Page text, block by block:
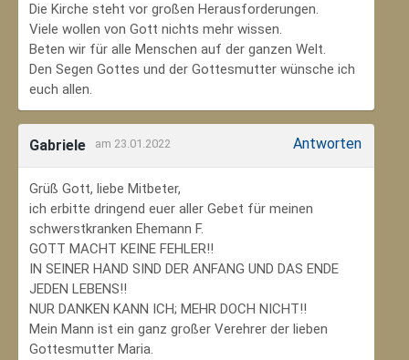
Die Kirche steht vor großen Herausforderungen.
Viele wollen von Gott nichts mehr wissen.
Beten wir für alle Menschen auf der ganzen Welt.
Den Segen Gottes und der Gottesmutter wünsche ich
euch allen.
Gabriele am 23.01.2022 Antworten
Grüß Gott, liebe Mitbeter,
ich erbitte dringend euer aller Gebet für meinen
schwerstkranken Ehemann F.
GOTT MACHT KEINE FEHLER!!
IN SEINER HAND SIND DER ANFANG UND DAS ENDE
JEDEN LEBENS!!
NUR DANKEN KANN ICH; MEHR DOCH NICHT!!
Mein Mann ist ein ganz großer Verehrer der lieben
Gottesmutter Maria.